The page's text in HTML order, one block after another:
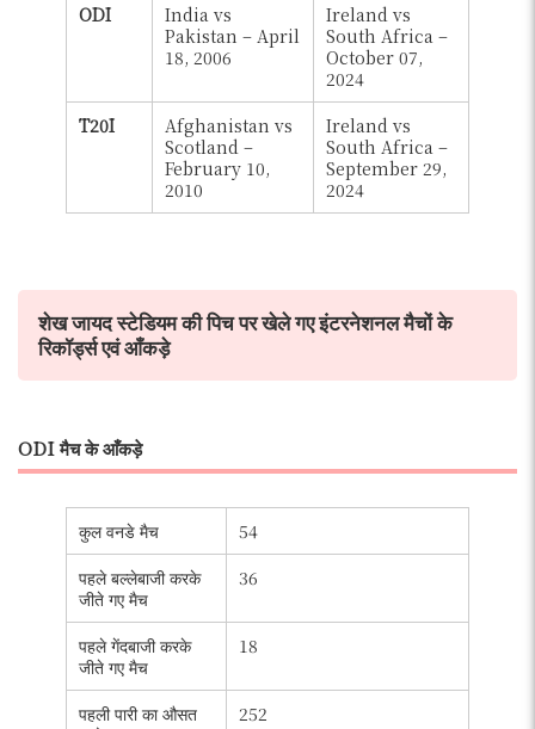
ODI
India vs
Pakistan – April
18, 2006
Ireland vs
South Africa –
October 07,
2024
T20I
Afghanistan vs
Scotland –
February 10,
2010
Ireland vs
South Africa –
September 29,
2024
शेख जायद स्टेडियम की पिच पर खेले गए इंटरनेशनल मैचों के
रिकॉर्ड्स एवं आँकड़े
ODI मैच के आँकड़े
कुल वनडे मैच
54
पहले बल्लेबाजी करके
जीते गए मैच
36
पहले गेंदबाजी करके
जीते गए मैच
18
पहली पारी का औसत
252